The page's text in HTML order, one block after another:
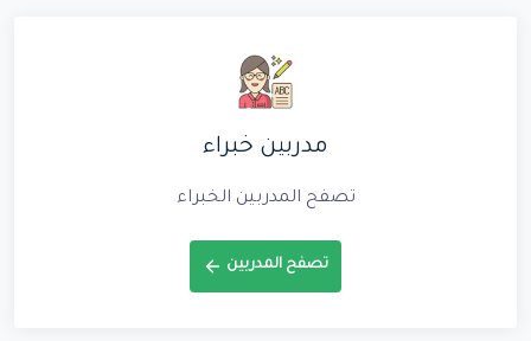
مدربين خبراء
تصفح المدربين الخبراء
تصفح المدربين